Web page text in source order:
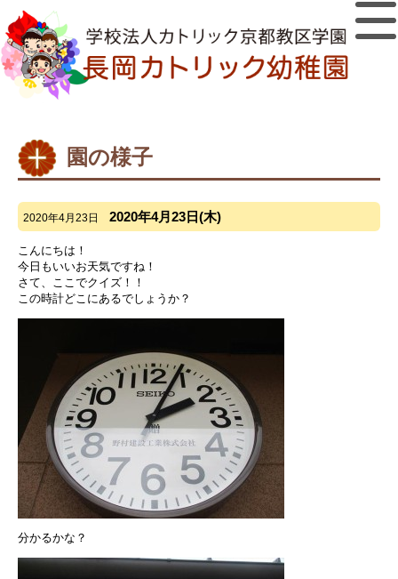
園の様子
2020年4月23日 2020年4月23日(木)
こんにちは！
今日もいいお天気ですね！
さて、ここでクイズ！！
この時計どこにあるでしょうか？
分かるかな？